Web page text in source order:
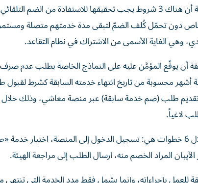
أكدت الهيئة العامة للمعاشات والتأمينات الاجتماعية أن هناك 3 شروط يجب تحقيقها
دون تحمّل كُلف الضمّ لتبقى مدة خدمتهم متصلة
وهي الغاية الأسمى من الاشتراك في نظام التقاعد.
أن يوقّع المؤمَّن عليه على النماذج الخاصة بطلب عدم صرف
محسوبة من تاريخ انتهاء خدمته السابقة كشرط لقبول
طلب (ضم خدمة سابقة) عبر منصة معاشي، وذلك خلال
لاغياً.
وبينت الهيئة أن مكافأة نهاية الخدمة تصرف من خلال 6 خطوات هي: تسجيل الدخول إلى
الآيبان المراد الخصم منه، ارسال الطلب إلى مراجعة الهيئة.